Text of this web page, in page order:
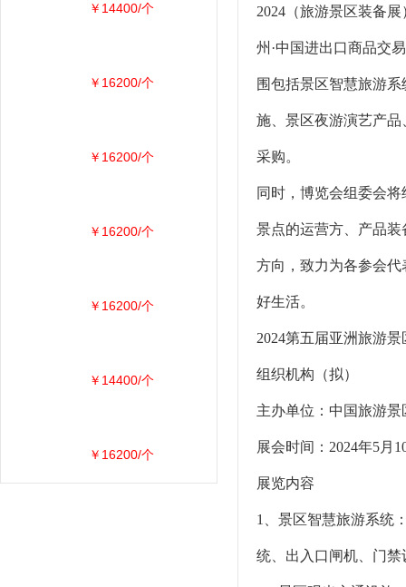
2024（旅游景区装备
州·中国进出口商品交
围包括景区智慧旅游
施、景区夜游演艺产
采购。
同时，博览会组委会
景点的运营方、产品
方向，致力为各参会
好生活。
2024第五届亚洲旅游
组织机构（拟）
主办单位：中国旅游
展会时间：2024年5
展览内容
1、景区智慧旅游系统
统、出入口闸机、门
￥14400/个
￥16200/个
￥16200/个
￥16200/个
￥16200/个
￥14400/个
￥16200/个